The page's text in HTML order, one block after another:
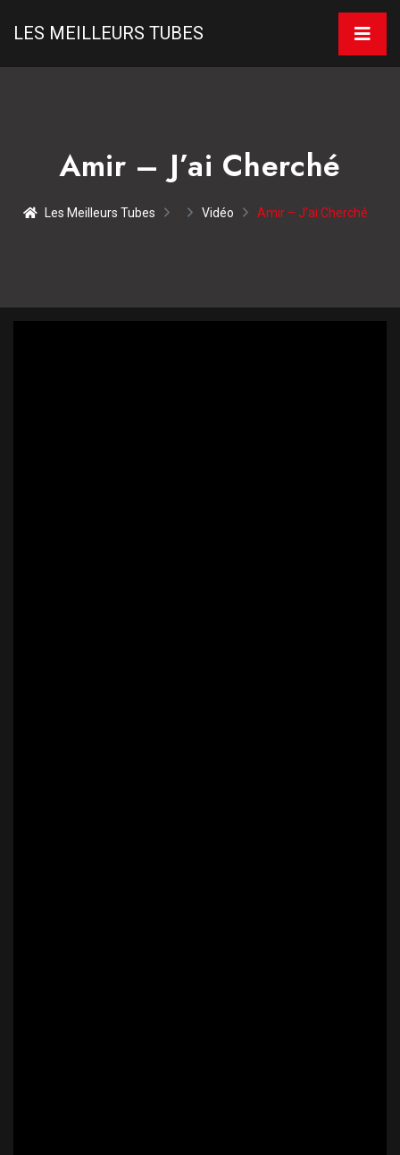
LES MEILLEURS TUBES
Amir – J’ai Cherché
Les Meilleurs Tubes Vidéo Amir – J’ai Cherché